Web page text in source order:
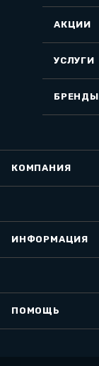
АКЦИИ
УСЛУГИ
БРЕНДЫ
КОМПАНИЯ
ИНФОРМАЦИЯ
ПОМОЩЬ